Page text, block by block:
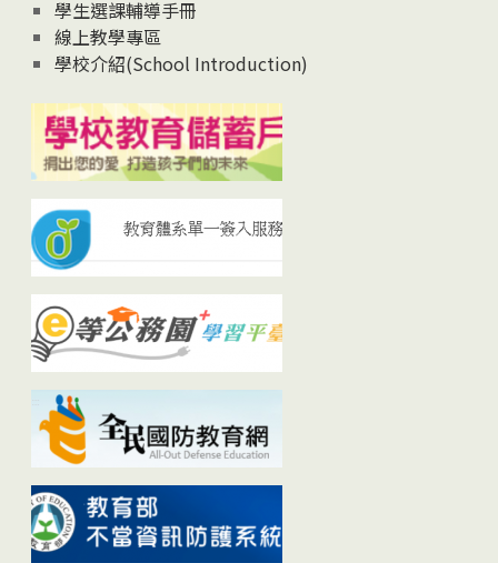
學生選課輔導手冊
線上教學專區
學校介紹(School Introduction)